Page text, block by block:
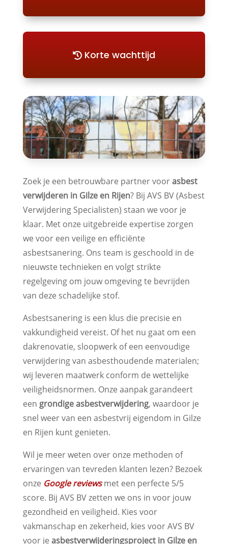
Korte wachttijd
Zoek je een betrouwbare partner voorasbest
verwijderen in Gilze en Rijen? Bij AVS BV (Asbest
Verwijdering Specialisten) staan we voor je
klaar. Met onze uitgebreide expertise zorgen
we voor een veilige en efficiënte
asbestsanering. Ons team is geschoold in de
nieuwste technieken en volgt strikte
regelgeving om jouw omgeving te bevrijden
van deze schadelijke stof.
Asbestsanering is een klus die precisie en
vakkundigheid vereist. Of het nu gaat om een
dakrenovatie, sloopwerk of een eenvoudige
verwijdering van asbesthoudende materialen;
wij leveren maatwerk conform de wettelijke
veiligheidsnormen. Onze aanpak garandeert
een grondige asbestverwijdering, waardoor je
snel weer van een asbestvrij eigendom in Gilze
en Rijen kunt genieten.
Wil je meer weten over onze methoden of
ervaringen van tevreden klanten lezen? Bezoek
onze Google reviewsmet een perfecte 5/5
score. Bij AVS BV zetten we ons in voor jouw
gezondheid en veiligheid. Kies voor
vakmanschap en zekerheid, kies voor AVS BV
voor je asbestverwijderingsproject in Gilze en